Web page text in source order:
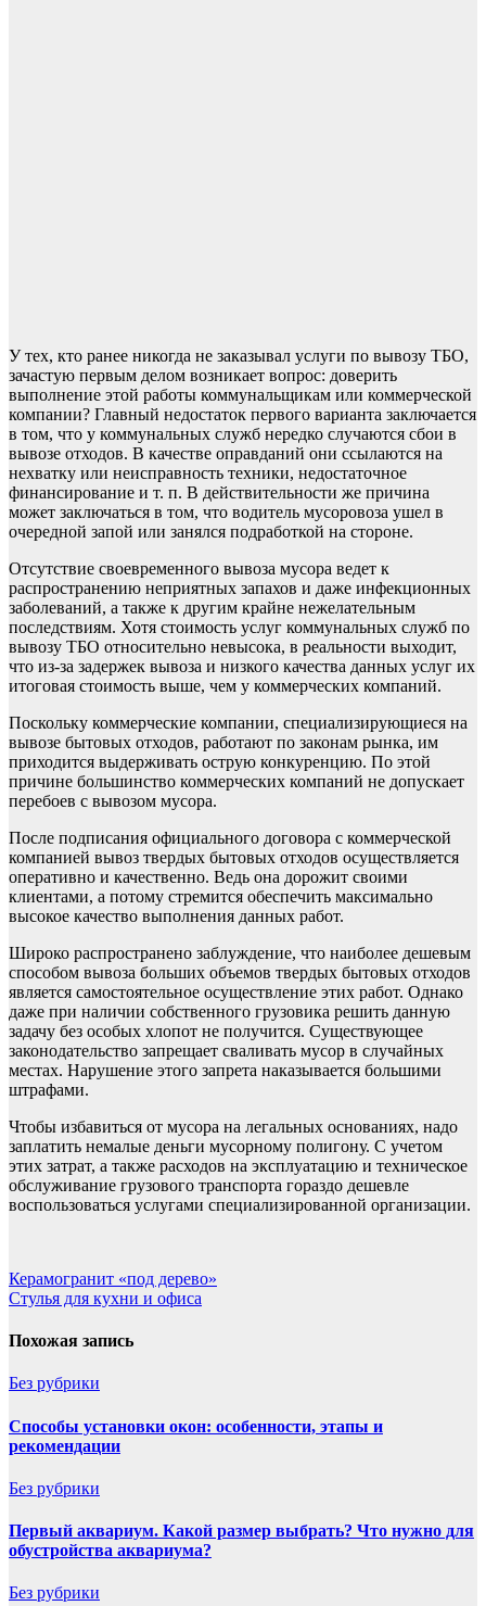
У тех, кто ранее никогда не заказывал услуги по вывозу ТБО,
зачастую первым делом возникает вопрос: доверить
выполнение этой работы коммунальщикам или коммерческой
компании? Главный недостаток первого варианта заключается
в том, что у коммунальных служб нередко случаются сбои в
вывозе отходов. В качестве оправданий они ссылаются на
нехватку или неисправность техники, недостаточное
финансирование и т. п. В действительности же причина
может заключаться в том, что водитель мусоровоза ушел в
очередной запой или занялся подработкой на стороне.
Отсутствие своевременного вывоза мусора ведет к
распространению неприятных запахов и даже инфекционных
заболеваний, а также к другим крайне нежелательным
последствиям. Хотя стоимость услуг коммунальных служб по
вывозу ТБО относительно невысока, в реальности выходит,
что из-за задержек вывоза и низкого качества данных услуг их
итоговая стоимость выше, чем у коммерческих компаний.
Поскольку коммерческие компании, специализирующиеся на
вывозе бытовых отходов, работают по законам рынка, им
приходится выдерживать острую конкуренцию. По этой
причине большинство коммерческих компаний не допускает
перебоев с вывозом мусора.
После подписания официального договора с коммерческой
компанией вывоз твердых бытовых отходов осуществляется
оперативно и качественно. Ведь она дорожит своими
клиентами, а потому стремится обеспечить максимально
высокое качество выполнения данных работ.
Широко распространено заблуждение, что наиболее дешевым
способом вывоза больших объемов твердых бытовых отходов
является самостоятельное осуществление этих работ. Однако
даже при наличии собственного грузовика решить данную
задачу без особых хлопот не получится. Существующее
законодательство запрещает сваливать мусор в случайных
местах. Нарушение этого запрета наказывается большими
штрафами.
Чтобы избавиться от мусора на легальных основаниях, надо
заплатить немалые деньги мусорному полигону. С учетом
этих затрат, а также расходов на эксплуатацию и техническое
обслуживание грузового транспорта гораздо дешевле
воспользоваться услугами специализированной организации.
Навигация
по
записям
Керамогранит «под дерево»
Стулья для кухни и офиса
Похожая запись
Без рубрики
Способы установки окон: особенности, этапы и
рекомендации
Без рубрики
Первый аквариум. Какой размер выбрать? Что нужно для
обустройства аквариума?
Без рубрики